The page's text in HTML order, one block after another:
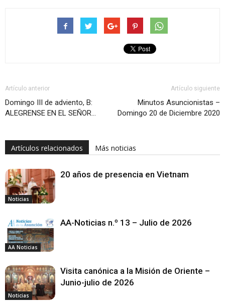
Artículo anterior
Domingo III de adviento, B:
ALEGRENSE EN EL SEÑOR…
Artículo siguiente
Minutos Asuncionistas –
Domingo 20 de Diciembre 2020
Artículos relacionados Más noticias
Noticias
20 años de presencia en Vietnam
AA Noticias
AA-Noticias n.º 13 – Julio de 2026
Noticias
Visita canónica a la Misión de Oriente –
Junio-julio de 2026